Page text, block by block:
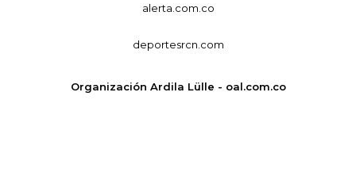
alerta.com.co
deportesrcn.com
Organización Ardila Lülle - oal.com.co